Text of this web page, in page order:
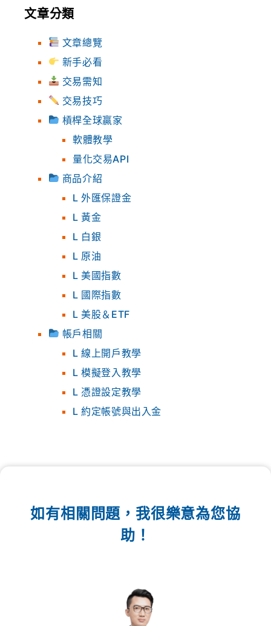
文章分類
文章總覽
新手必看
交易需知
交易技巧
槓桿全球贏家
軟體教學
量化交易API
商品介紹
L 外匯保證金
L 黃金
L 白銀
L 原油
L 美國指數
L 國際指數
L 美股＆ETF
帳戶相關
L 線上開戶教學
L 模擬登入教學
L 憑證設定教學
L 約定帳號與出入金
如有相關問題，我很樂意為您協
助！